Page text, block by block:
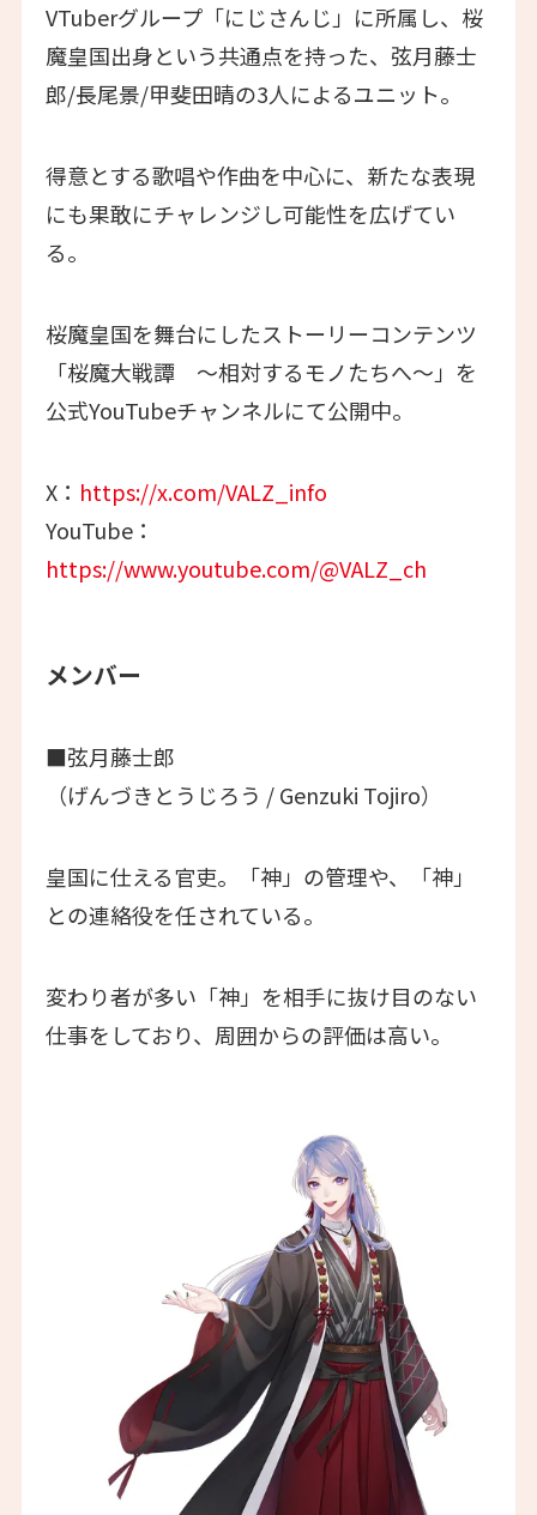
VTuberグループ「にじさんじ」に所属し、桜
魔皇国出身という共通点を持った、弦月藤士
郎/長尾景/甲斐田晴の3人によるユニット。
得意とする歌唱や作曲を中心に、新たな表現
にも果敢にチャレンジし可能性を広げてい
る。
桜魔皇国を舞台にしたストーリーコンテンツ
「桜魔大戦譚 〜相対するモノたちへ～」を
公式YouTubeチャンネルにて公開中。
X： https://x.com/VALZ_info
YouTube：
https://www.youtube.com/@VALZ_ch
メンバー
■弦月藤士郎
（げんづきとうじろう / Genzuki Tojiro）
皇国に仕える官吏。「神」の管理や、「神」
との連絡役を任されている。
変わり者が多い「神」を相手に抜け目のない
仕事をしており、周囲からの評価は高い。